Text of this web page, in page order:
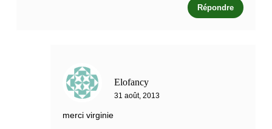
Répondre
Elofancy
31 août, 2013
merci virginie